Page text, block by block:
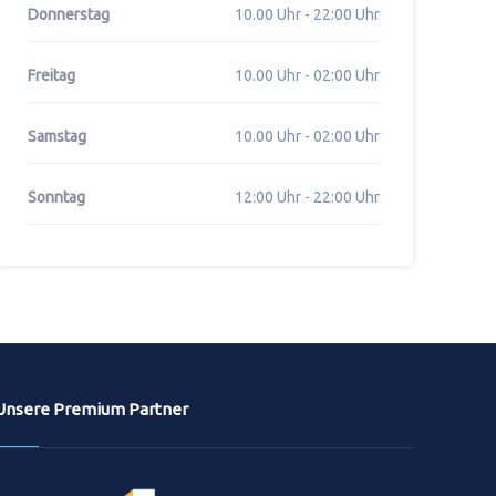
Donnerstag 10.00 Uhr - 22:00 Uhr
Freitag 10.00 Uhr - 02:00 Uhr
Samstag 10.00 Uhr - 02:00 Uhr
Sonntag 12:00 Uhr - 22:00 Uhr
Premium Partner